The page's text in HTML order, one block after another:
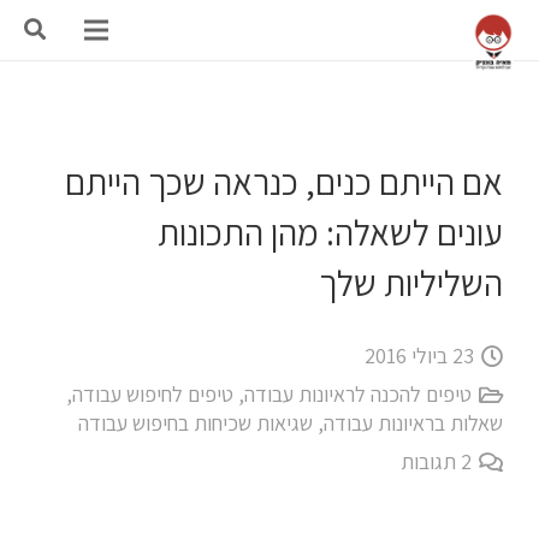
אם הייתם כנים, כנראה שכך הייתם
עונים לשאלה: מהן התכונות
השליליות שלך
23 ביולי 2016
טיפים להכנה לראיונות עבודה, טיפים לחיפוש עבודה,
שאלות בראיונות עבודה, שגיאות שכיחות בחיפוש עבודה
2 תגובות